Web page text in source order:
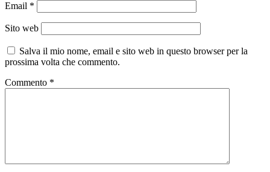
Email *
Sito web
Salva il mio nome, email e sito web in questo browser per la
prossima volta che commento.
Commento *